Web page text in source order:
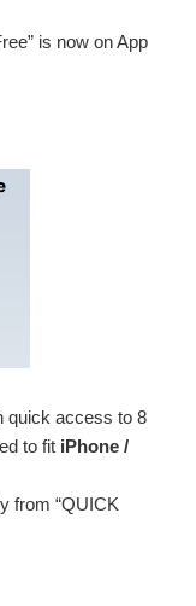
is now on App
quick access to 8
to fit iPhone /
from “QUICK